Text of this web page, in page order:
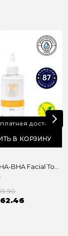
доставка
В КОРЗИНУ